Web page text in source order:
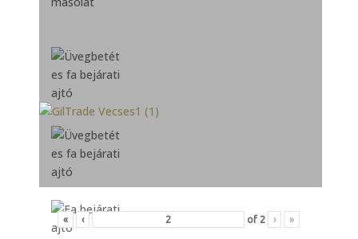
« ‹ of 2 › »